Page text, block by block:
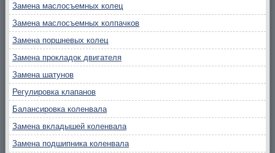
Замена маслосъемных колец
Замена маслосъемных колпачков
Замена поршневых колец
Замена прокладок двигателя
Замена шатунов
Регулировка клапанов
Балансировка коленвала
Замена вкладышей коленвала
Замена подшипника коленвала